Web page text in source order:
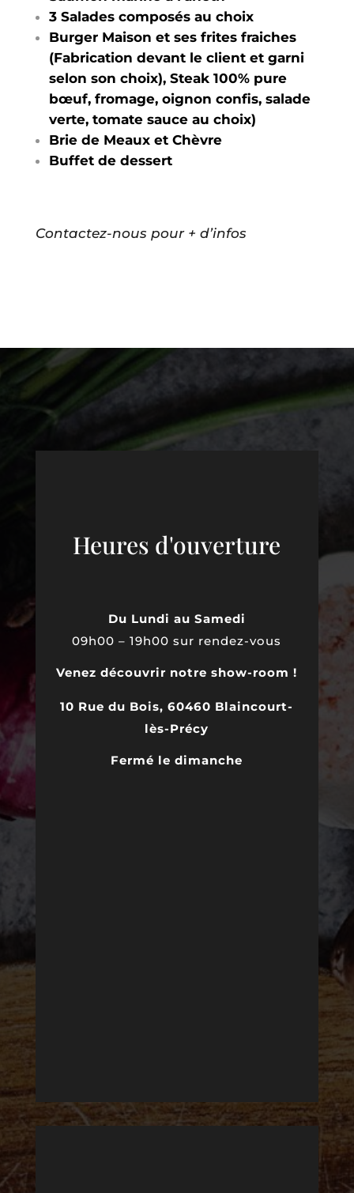
3 Salades composés au choix
Burger Maison et ses frites fraiches
(Fabrication devant le client et garni
selon son choix), Steak 100% pure
bœuf, fromage, oignon confis, salade
verte, tomate sauce au choix)
Brie de Meaux et Chèvre
Buffet de dessert
Contactez-nous pour + d’infos
Heures d'ouverture
Du Lundi au Samedi
09h00 – 19h00 sur rendez-vous
Venez découvrir notre show-room !
10 Rue du Bois, 60460 Blaincourt-
lès-Précy
Fermé le dimanche